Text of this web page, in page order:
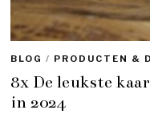
BLOG / PRODUCTEN &
8x De leukste
in 2024